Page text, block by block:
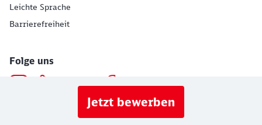
Jetzt bewerben
Leichte Sprache
Barrierefreiheit
Folge uns